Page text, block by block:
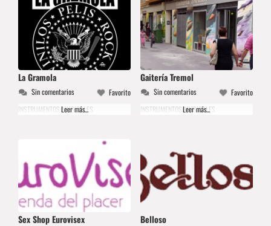
artesonados de su interior. La
La Gramola
Sin comentarios
Favorito
INSTRUMENTOS MUSICALES
Leer más...
Gaitería Tremol
Sin comentarios
Favorito
INSTRUMENTOS MUSICALES
Leer más...
Sex Shop Eurovisex Belloso